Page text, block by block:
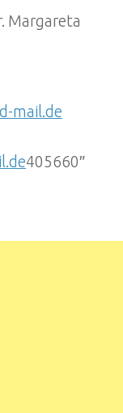
Margareta
mail.de
405660″